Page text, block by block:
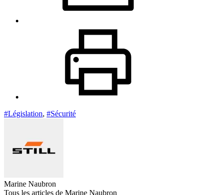
#Législation, #Sécurité
Marine Naubron
Tous les articles de Marine Naubron